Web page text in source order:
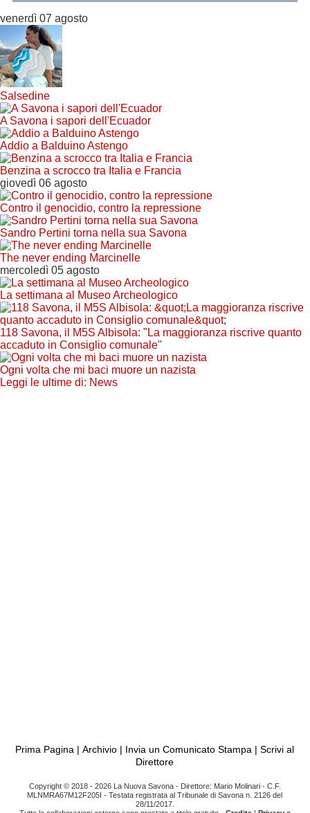
venerdì 07 agosto
Salsedine
A Savona i sapori dell'Ecuador
Addio a Balduino Astengo
Benzina a scrocco tra Italia e Francia
giovedì 06 agosto
Contro il genocidio, contro la repressione
Sandro Pertini torna nella sua Savona
The never ending Marcinelle
mercoledì 05 agosto
La settimana al Museo Archeologico
118 Savona, il M5S Albisola: "La maggioranza riscrive quanto
accaduto in Consiglio comunale"
Ogni volta che mi baci muore un nazista
Leggi le ultime di: News
Prima Pagina |Archivio | Invia un Comunicato Stampa |Scrivi al
Direttore
Copyright © 2018 - 2026 La Nuova Savona - Direttore: Mario Molinari - C.F.
MLNMRA67M12F205I - Testata registrata al Tribunale di Savona n. 2126 del
28/11/2017.